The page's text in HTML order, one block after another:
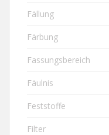
Fällung
Färbung
Fassungsbereich
Fäulnis
Feststoffe
Filter